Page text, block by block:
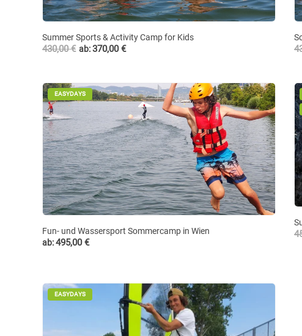
Summer Sports & Activity Camp for Kids
430,00€ ab:370,00€
EASYDAYS
Fun- und Wassersport Sommercamp in Wien
ab:495,00€
EASYDAYS